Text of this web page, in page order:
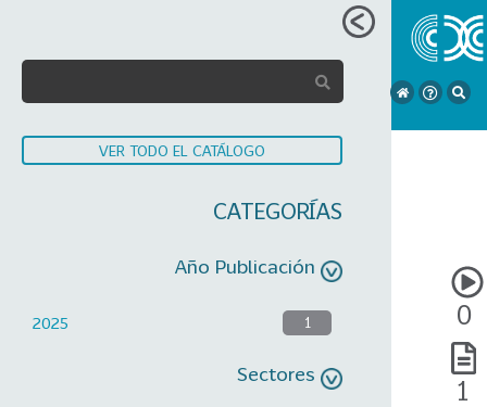
VER TODO EL CATÁLOGO
CATEGORÍAS
Año Publicación
2025 1
Sectores
0
1